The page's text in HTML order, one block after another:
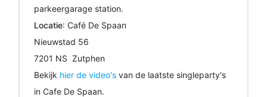
parkeergarage station.
Locatie: Café De Spaan
Nieuwstad 56
7201 NS Zutphen
Bekijk hier de video'svan de laatste singleparty's
in Cafe De Spaan.